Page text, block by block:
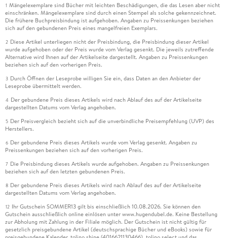
1 Mängelexemplare sind Bücher mit leichten Beschädigungen, die das Lesen aber nicht
einschränken. Mängelexemplare sind durch einen Stempel als solche gekennzeichnet.
Die frühere Buchpreisbindung ist aufgehoben. Angaben zu Preissenkungen beziehen
sich auf den gebundenen Preis eines mangelfreien Exemplars.
2 Diese Artikel unterliegen nicht der Preisbindung, die Preisbindung dieser Artikel
wurde aufgehoben oder der Preis wurde vom Verlag gesenkt. Die jeweils zutreffende
Alternative wird Ihnen auf der Artikelseite dargestellt. Angaben zu Preissenkungen
beziehen sich auf den vorherigen Preis.
3 Durch Öffnen der Leseprobe willigen Sie ein, dass Daten an den Anbieter der
Leseprobe übermittelt werden.
4 Der gebundene Preis dieses Artikels wird nach Ablauf des auf der Artikelseite
dargestellten Datums vom Verlag angehoben.
5 Der Preisvergleich bezieht sich auf die unverbindliche Preisempfehlung (UVP) des
Herstellers.
6 Der gebundene Preis dieses Artikels wurde vom Verlag gesenkt. Angaben zu
Preissenkungen beziehen sich auf den vorherigen Preis.
7 Die Preisbindung dieses Artikels wurde aufgehoben. Angaben zu Preissenkungen
beziehen sich auf den letzten gebundenen Preis.
8 Der gebundene Preis dieses Artikels wird nach Ablauf des auf der Artikelseite
dargestellten Datums vom Verlag angehoben.
12 Ihr Gutschein SOMMER13 gilt bis einschließlich 10.08.2026. Sie können den
Gutschein ausschließlich online einlösen unter www.hugendubel.de. Keine Bestellung
zur Abholung mit Zahlung in der Filiale möglich. Der Gutschein ist nicht gültig für
gesetzlich preisgebundene Artikel (deutschsprachige Bücher und eBooks) sowie für